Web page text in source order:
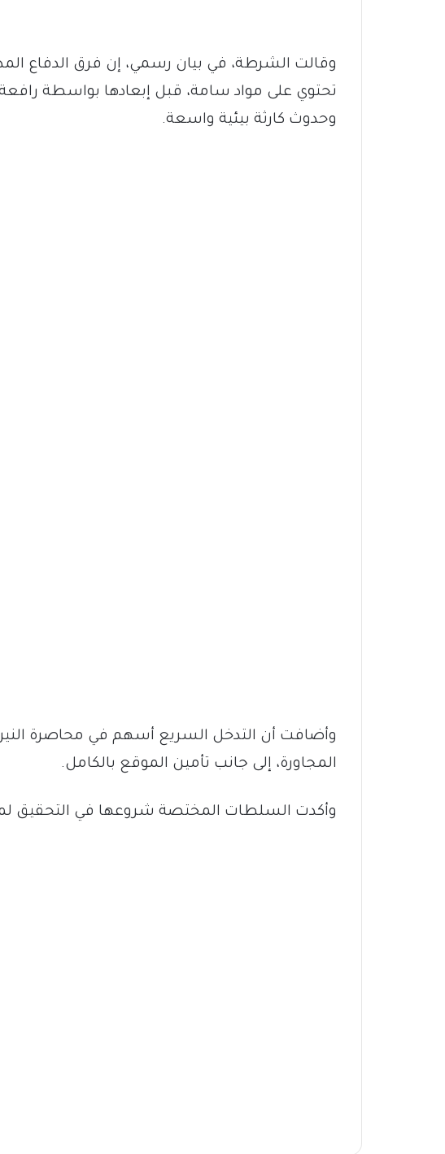
وقالت الشرطة، في بيان رسمي، إن فرق الدفاع
تحتوي على مواد سامة، قبل إبعادها بواسطة
وحدوث كارثة بيئية واسعة.
وأضافت أن التدخل السريع أسهم في محاصرة
المجاورة، إلى جانب تأمين الموقع بالكامل.
وأكدت السلطات المختصة شروعها في التحقيق